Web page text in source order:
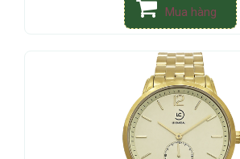
Mua hàng